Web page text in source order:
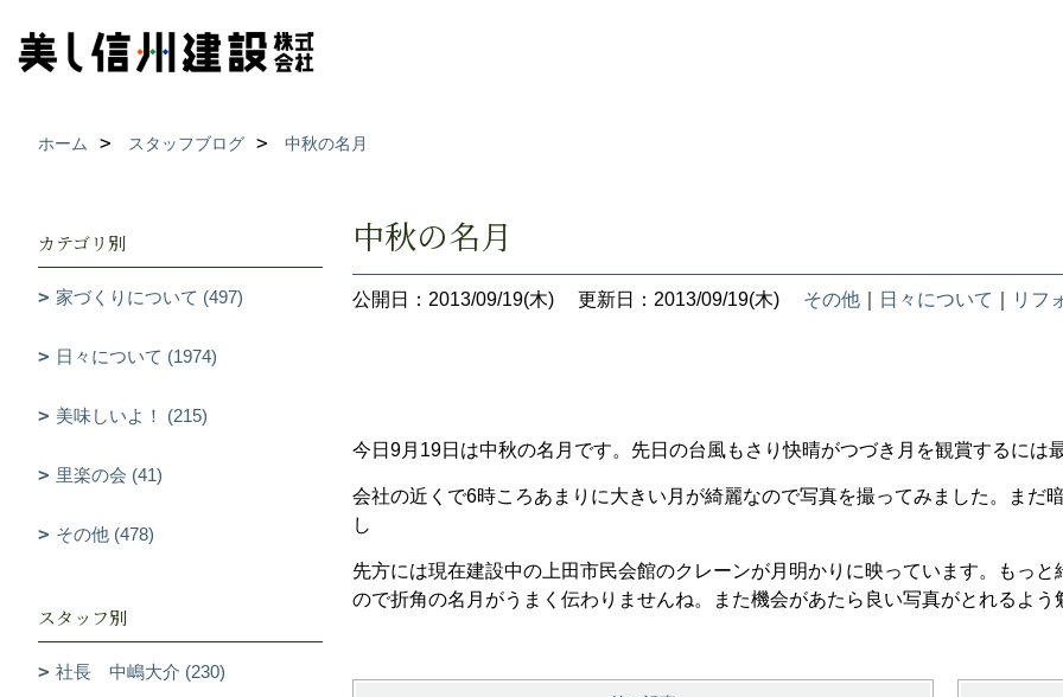
ホーム スタッフブログ 中秋の名月
中秋の名月
公開日：2013/09/19(木) 更新日：2013/09/19(木) その他 日々について リフ
今日9月19日は中秋の名月です。先日の台風もさり快晴がつづき月を観賞するには
会社の近くで6時ころあまりに大きい月が綺麗なので写真を撮ってみました。まだ
し
先方には現在建設中の上田市民会館のクレーンが月明かりに映っています。もっ
ので折角の名月がうまく伝わりませんね。また機会があたら良い写真がとれるよう
カテゴリ別
家づくりについて (497)
日々について (1974)
美味しいよ！ (215)
里楽の会 (41)
その他 (478)
スタッフ別
社長 中嶋大介 (230)